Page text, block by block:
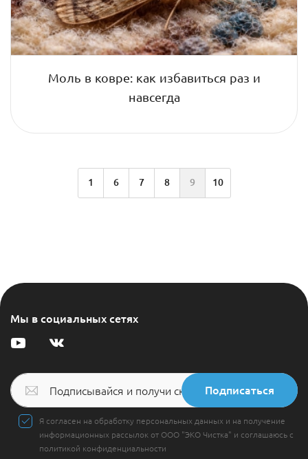
Моль в ковре: как избавиться раз и
навсегда
1 6 7 8 9 10
Мы в социальных сетях
Я согласен на обработку персональных данных и на получение
информационных рассылок от ООО "ЭКО Чистка" и соглашаюсь с
политикой конфиденциальности
Подписаться